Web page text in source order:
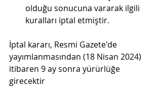
olduğu sonucuna vararak ilgili
kuralları iptal etmiştir.
İptal kararı, Resmi Gazete'de
yayımlanmasından (18 Nisan 2024)
itibaren 9 ay sonra yürürlüğe
girecektir